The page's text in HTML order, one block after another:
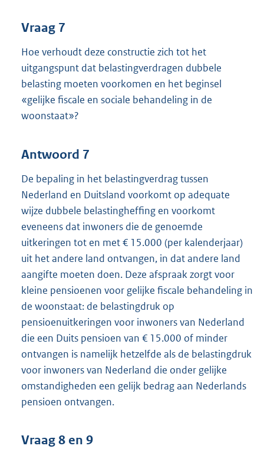
Vraag 7
Hoe verhoudt deze constructie zich tot het
uitgangspunt dat belastingverdragen dubbele
belasting moeten voorkomen en het beginsel
«gelijke fiscale en sociale behandeling in de
woonstaat»?
Antwoord 7
De bepaling in het belastingverdrag tussen
Nederland en Duitsland voorkomt op adequate
wijze dubbele belastingheffing en voorkomt
eveneens dat inwoners die de genoemde
uitkeringen tot en met € 15.000 (per kalenderjaar)
uit het andere land ontvangen, in dat andere land
aangifte moeten doen. Deze afspraak zorgt voor
kleine pensioenen voor gelijke fiscale behandeling in
de woonstaat: de belastingdruk op
pensioenuitkeringen voor inwoners van Nederland
die een Duits pensioen van € 15.000 of minder
ontvangen is namelijk hetzelfde als de belastingdruk
voor inwoners van Nederland die onder gelijke
omstandigheden een gelijk bedrag aan Nederlands
pensioen ontvangen.
Vraag 8 en 9